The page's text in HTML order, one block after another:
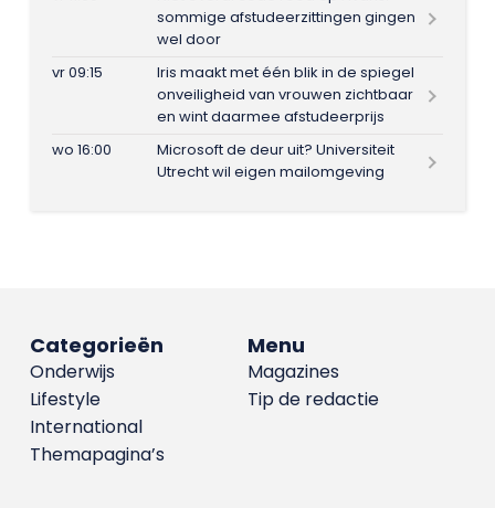
sommige afstudeerzittingen gingen
wel door
vr 09:15
Iris maakt met één blik in de spiegel
onveiligheid van vrouwen zichtbaar
en wint daarmee afstudeerprijs
wo 16:00
Microsoft de deur uit? Universiteit
Utrecht wil eigen mailomgeving
Menu
Magazines
Tip de redactie
Categorieën
Onderwijs
Lifestyle
International
Themapagina’s